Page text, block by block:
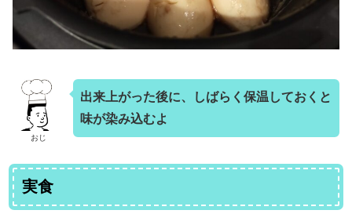
おじ
出来上がった後に、しばらく保温しておくと
味が染み込むよ
実食